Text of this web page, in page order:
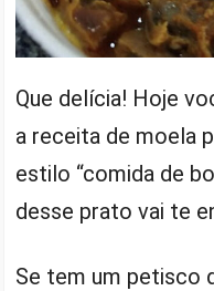
Que delícia! Hoje
a receita de moela
estilo “comida de
desse prato vai te
Se tem um petisco